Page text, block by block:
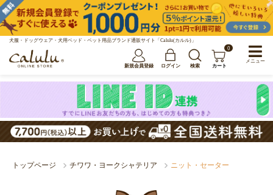
犬服・ドッグウェア・犬用ベッド・ペット用品ブランド通販サイト「Calulu(カルル)」
新規会員登録 ログイン 検索
0
カート
トップページ チワワ・ヨークシャテリア ニット・セーター
メニュー